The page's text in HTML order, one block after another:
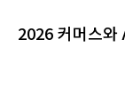
2026 커머스와